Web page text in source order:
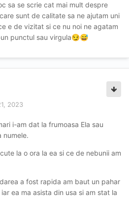
sa se scrie cat mai mult despre
sunt de calitate sa ne ajutam uni
e de vizitat si ce nu noi ne agatam
punctul sau virgula😏😅
2023
i-am dat la frumoasa Ela sau
numele.
la o ora la ea si ce de nebunii am
a fost rapida am baut un pahar
ea ma asista din usa si am stat la